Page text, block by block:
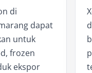
di
dapat
untuk
frozen
ekspor